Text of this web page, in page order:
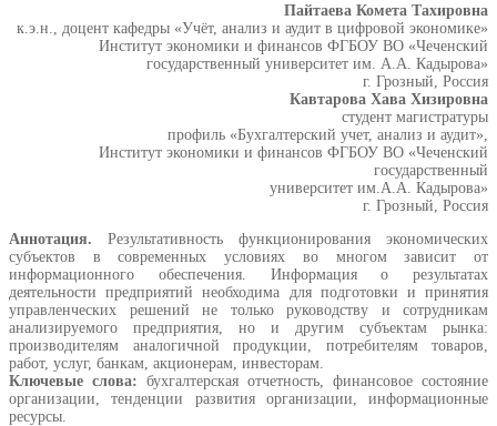
Пайтаева Комета Тахировна
к.э.н., доцент кафедры «Учёт, анализ и аудит в цифровой экономике»
Институт экономики и финансов ФГБОУ ВО «Чеченский
государственный университет им. А.А. Кадырова»
г. Грозный, Россия
Кавтарова Хава Хизировна
студент магистратуры
профиль «Бухгалтерский учет, анализ и аудит»,
Институт экономики и финансов ФГБОУ ВО «Чеченский
государственный
университет им.А.А. Кадырова»
г. Грозный, Россия
Аннотация. Результативность функционирования экономических
субъектов в современных условиях во многом зависит от
информационного обеспечения. Информация о результатах
деятельности предприятий необходима для подготовки и принятия
управленческих решений не только руководству и сотрудникам
анализируемого предприятия, но и другим субъектам рынка:
производителям аналогичной продукции, потребителям товаров,
работ, услуг, банкам, акционерам, инвесторам.
Ключевые слова: бухгалтерская отчетность, финансовое состояние
организации, тенденции развития организации, информационные
ресурсы.